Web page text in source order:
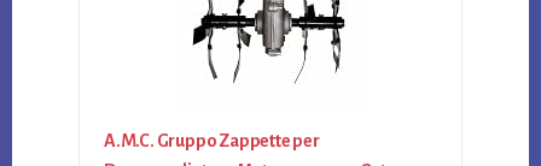
A.M.C. Gruppo Zappette per